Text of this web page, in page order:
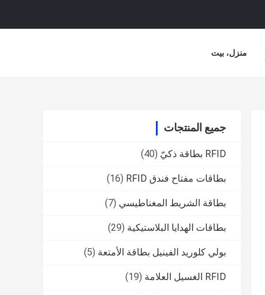
منزل، بيت
جميع المنتجات
RFID بطاقة ذكيّ (40)
بطاقات مفتاح فندق RFID (16)
بطاقة الشريط المغناطيسي (7)
بطاقات الهدايا البلاستيكية (29)
بولي كلوريد الفينيل بطاقة الأمتعة (5)
RFID الغسيل العلامة (19)